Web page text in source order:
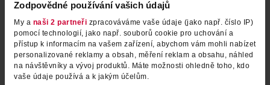
Zodpovědné používání vašich údajů
My a naši 2 partneři zpracováváme vaše údaje (jako např. číslo IP)
pomocí technologií, jako např. souborů cookie pro uchování a
přístup k informacím na vašem zařízení, abychom vám mohli nabízet
personalizované reklamy a obsah, měření reklam a obsahu, náhled
na návštěvníky a vývoj produktů. Máte možnosti ohledně toho, kdo
vaše údaje používá a k jakým účelům.
Deodorant tuhý pro muže
Whitewater
Deodorant sprej pro muže
Whitewater